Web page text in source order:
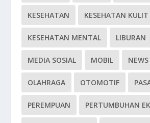
KESEHATAN KESEHATAN KULIT
KESEHATAN MENTAL LIBURAN
MEDIA SOSIAL MOBIL NEWS
OLAHRAGA OTOMOTIF
PEREMPUAN PERTUMBUHAN